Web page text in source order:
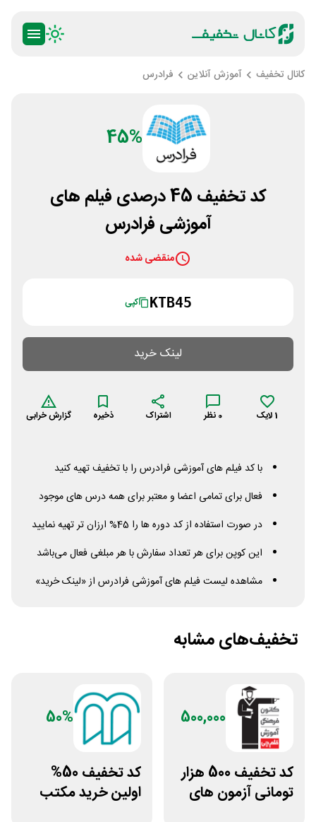
کانال تخفیف آموزش آنلاین فرادرس
45%
کد تخفیف 45 درصدی فیلم های
آموزشی فرادرس
منقضی شده
KTB45 کپی
لینک خرید
1لایک 0 نظر اشتراک ذخیره گزارش خرابی
با کد فیلم های آموزشی فرادرس را با تخفیف تهیه کنید
فعال برای تمامی اعضا و معتبر برای همه درس های موجود
در صورت استفاده از کد دوره ها را 45% ارزان تر تهیه نمایید
این کوپن برای هر تعداد سفارش با هر مبلغی فعال می‌باشد
مشاهده لیست فیلم های آموزشی فرادرس از «لینک خرید»
تخفیف‌های مشابه
500,000
کد تخفیف 500 هزار
تومانی آزمون های
50%
کد تخفیف 50%
اولین خرید مکتب